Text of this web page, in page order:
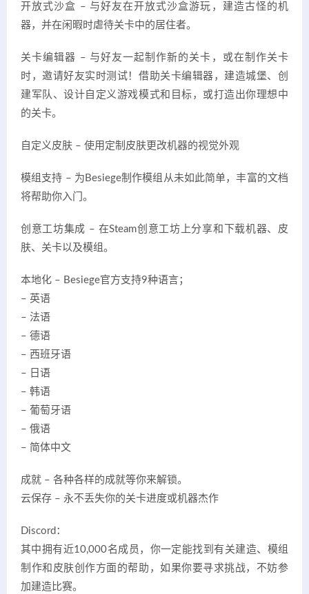
开放式沙盒 – 与好友在开放式沙盒游玩，建造古怪的机
器，并在闲暇时虐待关卡中的居住者。
关卡编辑器 – 与好友一起制作新的关卡，或在制作关卡
时，邀请好友实时测试！借助关卡编辑器，建造城堡、创
建军队、设计自定义游戏模式和目标，或打造出你理想中
的关卡。
自定义皮肤 – 使用定制皮肤更改机器的视觉外观
模组支持 – 为Besiege制作模组从未如此简单，丰富的文档
将帮助你入门。
创意工坊集成 – 在Steam创意工坊上分享和下载机器、皮
肤、关卡以及模组。
本地化 – Besiege官方支持9种语言；
– 英语
– 法语
– 德语
– 西班牙语
– 日语
– 韩语
– 葡萄牙语
– 俄语
– 简体中文
成就 – 各种各样的成就等你来解锁。
云保存 – 永不丢失你的关卡进度或机器杰作
Discord：
其中拥有近10,000名成员，你一定能找到有关建造、模组
制作和皮肤创作方面的帮助，如果你要寻求挑战，不妨参
加建造比赛。